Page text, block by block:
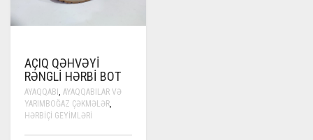
AÇIQ QƏHVƏYI
RƏNGLI HƏRBI BOT
AYAQQABI AYAQQABILAR VƏ
YARIMBOĞAZ ÇƏKMƏLƏR
HƏRBIÇI GEYIMLƏRI